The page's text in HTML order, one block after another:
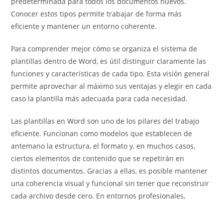
Conocer estos tipos permite trabajar de forma más
eficiente y mantener un entorno coherente.
Para comprender mejor cómo se organiza el sistema de
plantillas dentro de Word, es útil distinguir claramente las
funciones y características de cada tipo. Esta visión general
permite aprovechar al máximo sus ventajas y elegir en cada
caso la plantilla más adecuada para cada necesidad.
Las plantillas en Word son uno de los pilares del trabajo
eficiente. Funcionan como modelos que establecen de
antemano la estructura, el formato y, en muchos casos,
ciertos elementos de contenido que se repetirán en
distintos documentos. Gracias a ellas, es posible mantener
una coherencia visual y funcional sin tener que reconstruir
cada archivo desde cero. En entornos profesionales,